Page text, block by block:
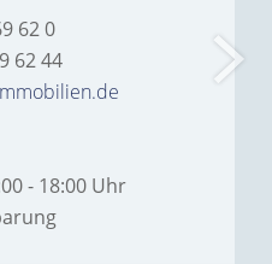
62 0
62 44
- 18:00 Uhr